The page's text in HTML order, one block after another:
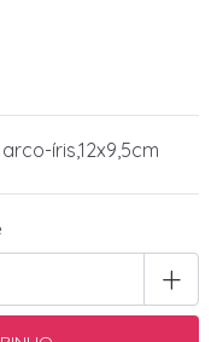
íris,12x9,5cm
+